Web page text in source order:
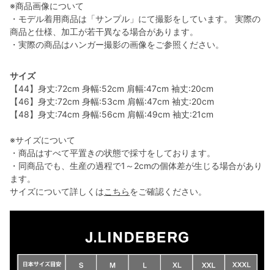
※商品画像について
・モデル着用商品は「サンプル」にて撮影をしています。 実際の
商品と仕様、加工が若干異なる場合があります。
・実際の商品はハンガー撮影の画像をご参照ください。
サイズ
【44】身丈:72cm 身幅:52cm 肩幅:47cm 袖丈:20cm
【46】身丈:72cm 身幅:53cm 肩幅:47cm 袖丈:20cm
【48】身丈:74cm 身幅:56cm 肩幅:49cm 袖丈:21cm
※サイズについて
・商品はすべて平置きの状態で採寸をしております。
・同商品でも、生産の過程で1～2cmの個体差が生じる場合があり
ます。
サイズについて詳しくはこちらをご確認ください。